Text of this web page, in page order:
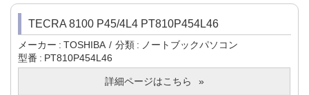
TECRA 8100 P45/4L4 PT810P454L46
メーカー TOSHIBA 分類
ノートブックパソコン
型番
PT810P454L46
詳細ページはこちら